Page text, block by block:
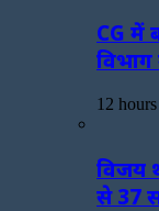
CG में
12
विजय
से 37